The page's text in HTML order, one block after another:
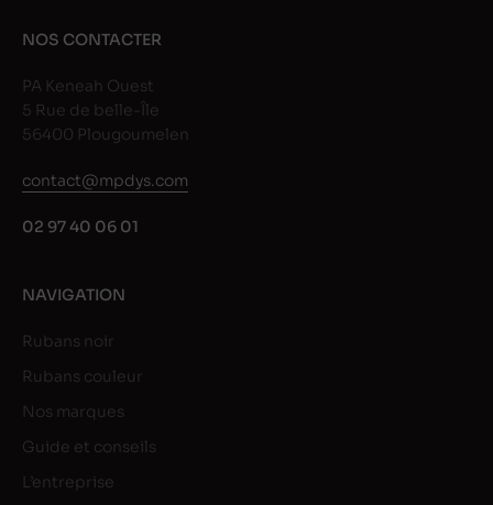
NOS CONTACTER
PA Keneah Ouest
5 Rue de belle-Île
56400 Plougoumelen
contact@mpdys.com
02 97 40 06 01
NAVIGATION
Rubans noir
Rubans couleur
Nos marques
Guide et conseils
L’entreprise